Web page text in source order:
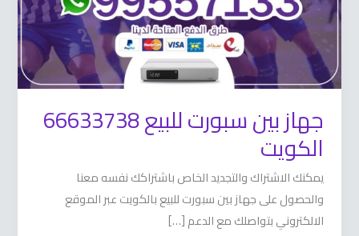
جهاز بين سبورت للبيع 66633738
الكويت
يمكنك الاشتراك والتجديد الخاص باشتراكك نفسه معنا
والحصول على جهاز بين سبورت للبيع بالكويت عبر الموقع
الالكتروني بتواصلك مع الدعم […]